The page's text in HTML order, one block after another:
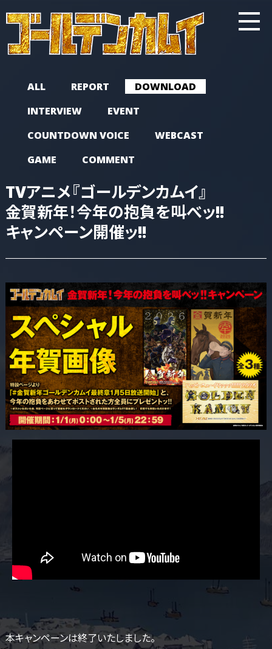
ALL REPORT
DOWNLOAD
INTERVIEW
EVENT
COUNTDOWN VOICE
WEBCAST
GAME
COMMENT
TVアニメ『ゴールデンカムイ』
金賀新年！今年の抱負を叫べッ!!
キャンペーン開催ッ!!
本キャンペーンは終了いたしました。